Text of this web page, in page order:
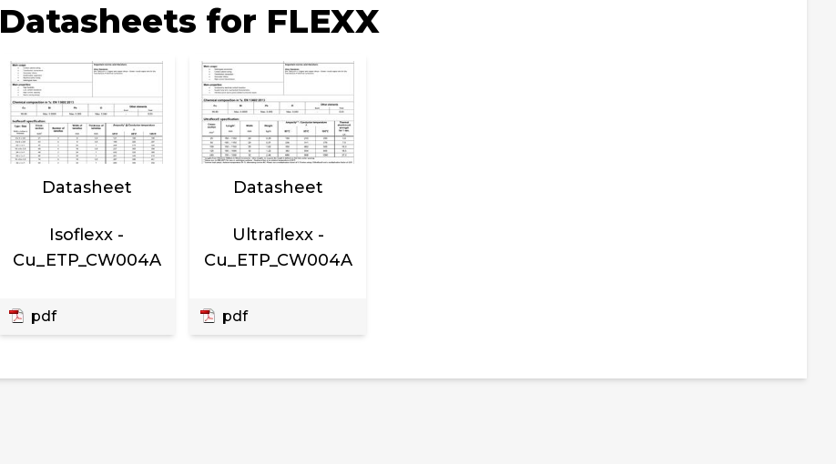
Datasheets for FLEXX
Datasheet
Isoflexx -
Cu_ETP_CW004A
pdf
Datasheet
Ultraflexx -
Cu_ETP_CW004A
pdf